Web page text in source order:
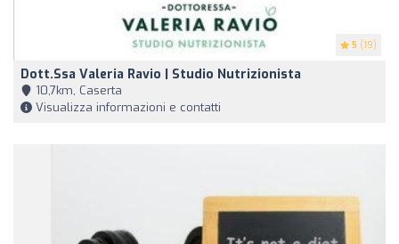
5 (19)
Dott.ssa Valeria Ravio | Studio Nutrizionista
10,7km, Caserta
Visualizza informazioni e contatti